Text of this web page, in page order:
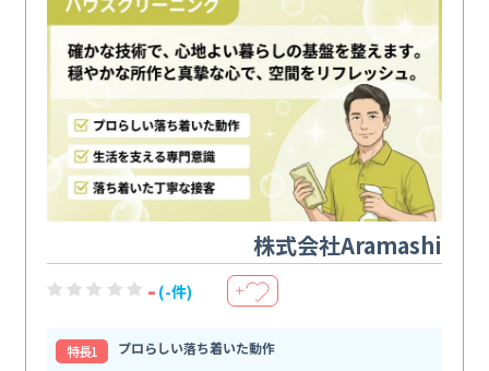
株式会社Aramashi
- (-件) ＋
特⻑1
プロらしい落ち着いた動作